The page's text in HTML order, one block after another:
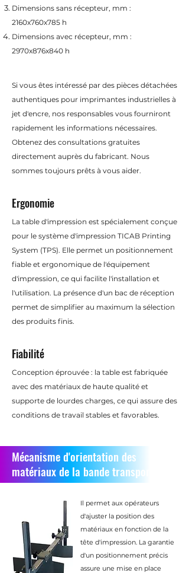
Dimensions sans récepteur, mm :
2160x760x785 h
Dimensions avec récepteur, mm :
2970x876x840 h
Si vous êtes intéressé par des pièces détachées
authentiques pour imprimantes industrielles à
jet d'encre, nos responsables vous fourniront
rapidement les informations nécessaires.
Obtenez des consultations gratuites
directement auprès du fabricant. Nous
sommes toujours prêts à vous aider.
Ergonomie
La table d'impression est spécialement conçue
pour le système d'impression TICAB Printing
System (TPS). Elle permet un positionnement
fiable et ergonomique de l'équipement
d'impression, ce qui facilite l'installation et
l'utilisation. La présence d'un bac de réception
permet de simplifier au maximum la sélection
des produits finis.
Fiabilité
Conception éprouvée : la table est fabriquée
avec des matériaux de haute qualité et
supporte de lourdes charges, ce qui assure des
conditions de travail stables et favorables.
Mécanisme d'orientation des
matériaux de la bande transporteuse
Il permet aux opérateurs
d'ajuster la position des
matériaux en fonction de la
tête d'impression. La garantie
d'un positionnement précis
assure une mise en place